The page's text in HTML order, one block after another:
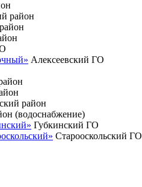
район
Алексеевский ГО
район
(водоснабжение)
Губкинский ГО
Старооскольский ГО